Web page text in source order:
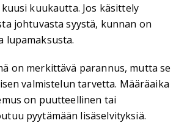
kuukautta. Jos käsittely
johtuvasta syystä, kunnan on
lupamaksusta.
on merkittävä parannus, mutta se
valmistelun tarvetta. Määräaika
on puutteellinen tai
pyytämään lisäselvityksiä.